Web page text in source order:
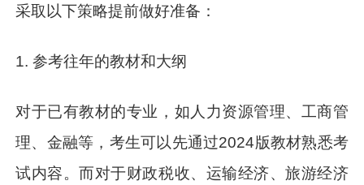
采取以下策略提前做好准备：
1. 参考往年的教材和大纲
对于已有教材的专业，如人力资源管理、工商管
理、金融等，考生可以先通过2024版教材熟悉考
试内容。而对于财政税收、运输经济、旅游经济